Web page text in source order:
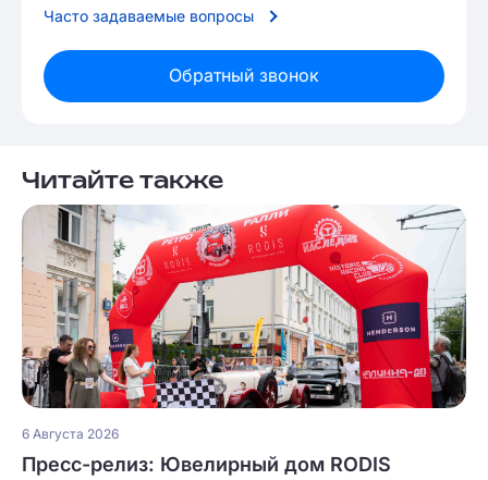
Часто задаваемые вопросы
Обратный звонок
Читайте также
6 Августа 2026
Пресс-релиз: Ювелирный дом RODIS